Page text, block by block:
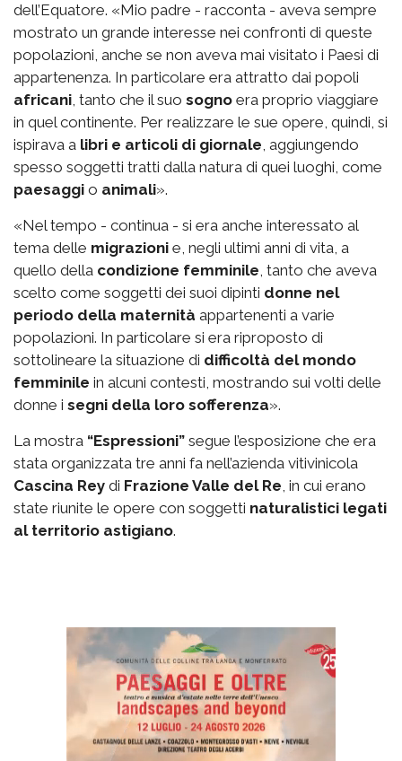
dell’Equatore. «Mio padre - racconta - aveva sempre
mostrato un grande interesse nei confronti di queste
popolazioni, anche se non aveva mai visitato i Paesi di
appartenenza. In particolare era attratto dai popoli
africani, tanto che il suo sogno era proprio viaggiare
in quel continente. Per realizzare le sue opere, quindi, si
ispirava a libri e articoli di giornale, aggiungendo
spesso soggetti tratti dalla natura di quei luoghi, come
paesaggi o animali».
«Nel tempo - continua - si era anche interessato al
tema delle migrazioni e, negli ultimi anni di vita, a
quello della condizione femminile, tanto che aveva
scelto come soggetti dei suoi dipinti donne nel
periodo della maternità appartenenti a varie
popolazioni. In particolare si era riproposto di
sottolineare la situazione di difficoltà del mondo
femminile in alcuni contesti, mostrando sui volti delle
donne i segni della loro sofferenza».
La mostra “Espressioni” segue l’esposizione che era
stata organizzata tre anni fa nell’azienda vitivinicola
Cascina Rey di Frazione Valle del Re, in cui erano
state riunite le opere con soggetti naturalistici legati
al territorio astigiano.